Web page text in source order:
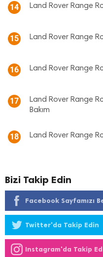
14 Land Rover Range
15 Land Rover Range
16 Land Rover Range
17
Land Rover Range
Bakım
18 Land Rover Range
Bizi Takip Edin
Facebook Sayfamızı
Twitter'da Takip Edin
Instagram'da Takip